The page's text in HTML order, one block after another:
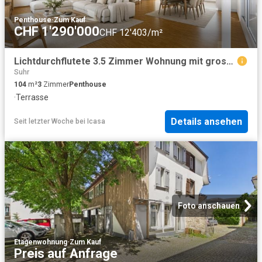
Penthouse·Zum Kauf
CHF 1'290'000CHF 12'403/m²
Lichtdurchflutete 3.5 Zimmer Wohnung mit grosszügiger Terrasse
Suhr
104 m²3 ZimmerPenthouse
·Terrasse
Seit letzter Woche bei Icasa Details ansehen
Foto anschauen
Etagenwohnung·Zum Kauf
Preis auf Anfrage